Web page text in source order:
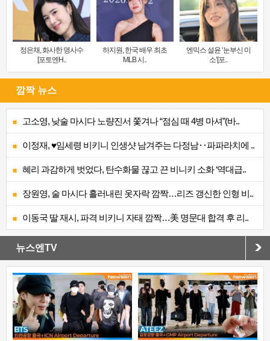
정은채, 화사한 명사수
[포토엔H..
하지원, 한국 배우 최초
MLB 시..
엔믹스 설윤 ‘눈부신 미
소’[포..
깜짝 뉴스
고소영, 낮술 마시다 노량진서 쫓겨나 “점심 때 4병 마셔”(바..
이정재, ♥임세령 비키니 인생샷 남겨주는 다정남‥파파라치에 ..
혜리 과감하게 벗었다, 탄수화물 끊고 끈 비니키 소화 ‘역대급..
장원영, 술 마시다 흘러내린 옷자락 깜짝…리즈 갱신한 인형 비..
이동국 딸 재시, 파격 비키니 자태 깜짝…美 명문대 합격 후 리..
뉴스엔TV